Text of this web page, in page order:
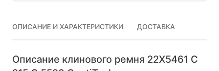
ОПИСАНИЕ И ХАРАКТЕРИСТИКИ ДОСТАВКА
Описание клинового ремня 22X5461 C